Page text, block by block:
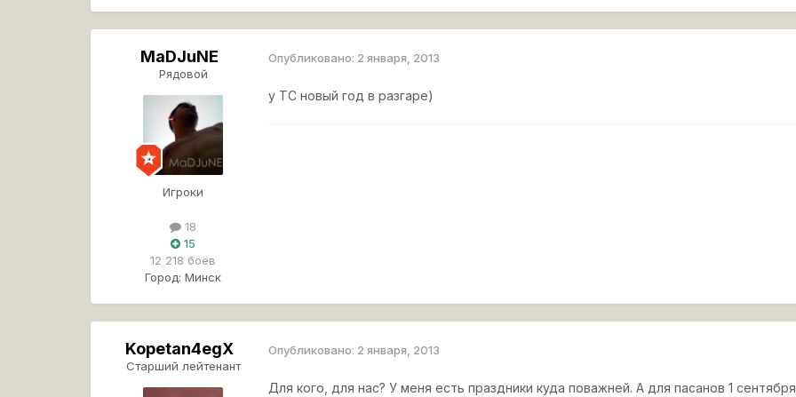
MaDJuNE
Рядовой
Игроки
18
15
12 218 боёв
Город: Минск
Опубликовано: 2 января, 2013
у ТС новый год в разгаре)
Kopetan4egX
Старший лейтенант
Опубликовано: 2 января, 2013
Для кого, для нас? У меня есть праздники куда поважней. А для пасанов 1